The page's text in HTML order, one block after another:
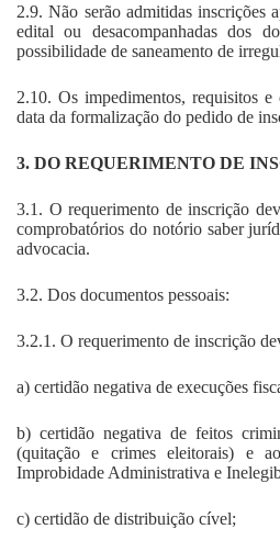
2.9. Não serão admitidas inscrições
edital ou desacompanhadas dos
possibilidade de saneamento de
2.10. Os impedimentos, requisitos
data da formalização do pedido de
3. DO REQUERIMENTO DE
3.1. O requerimento de inscrição
comprobatórios do notório saber
advocacia.
3.2. Dos documentos pessoais:
3.2.1. O requerimento de inscrição
a) certidão negativa de execuções
b) certidão negativa de feitos
(quitação e crimes eleitorais) e
Improbidade Administrativa e
c) certidão de distribuição cível;